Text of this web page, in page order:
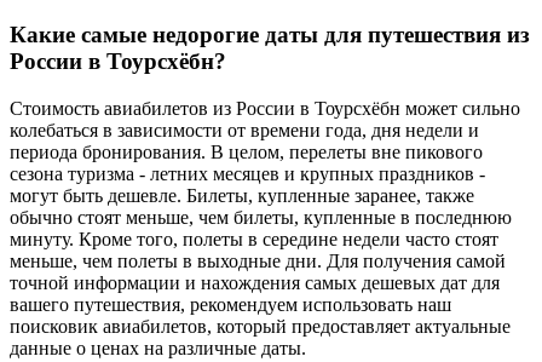
Какие самые недорогие даты для путешествия из
России в Тоурсхёбн?
Стоимость авиабилетов из России в Тоурсхёбн может сильно
колебаться в зависимости от времени года, дня недели и
периода бронирования. В целом, перелеты вне пикового
сезона туризма - летних месяцев и крупных праздников -
могут быть дешевле. Билеты, купленные заранее, также
обычно стоят меньше, чем билеты, купленные в последнюю
минуту. Кроме того, полеты в середине недели часто стоят
меньше, чем полеты в выходные дни. Для получения самой
точной информации и нахождения самых дешевых дат для
вашего путешествия, рекомендуем использовать наш
поисковик авиабилетов, который предоставляет актуальные
данные о ценах на различные даты.